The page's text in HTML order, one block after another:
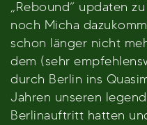
„Rebound“ updaten
noch Micha
schon länger nicht
dem (sehr
durch Berlin ins
Jahren unseren
Berlinauftritt hatten